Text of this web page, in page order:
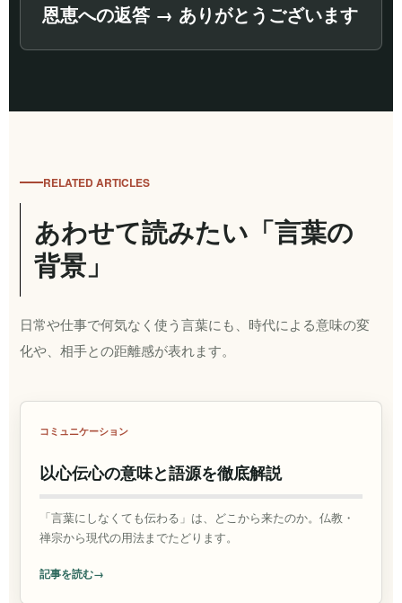
恩恵への返答 → ありがとうございます
RELATED ARTICLES
あわせて読みたい「言葉の
背景」
日常や仕事で何気なく使う言葉にも、時代による意味の変
化や、相手との距離感が表れます。
コミュニケーション
以心伝心の意味と語源を徹底解説
「言葉にしなくても伝わる」は、どこから来たのか。仏教・
禅宗から現代の用法までたどります。
記事を読む